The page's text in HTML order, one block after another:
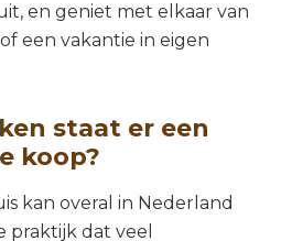
en geniet met elkaar van
een vakantie in eigen
staat er een
koop?
kan overal in Nederland
praktijk dat veel